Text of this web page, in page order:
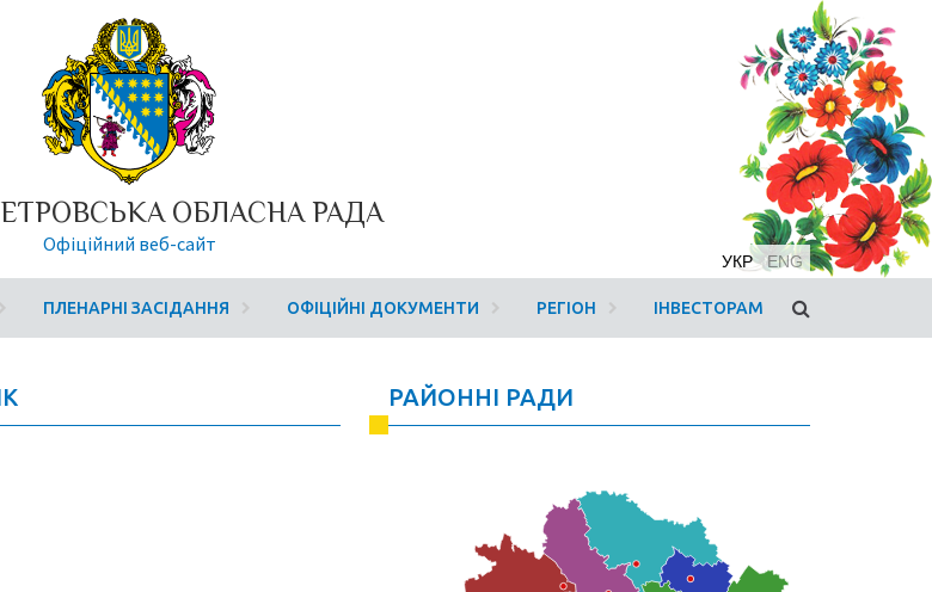
ОБЛАСНА РАДА
Офіційний веб-сайт
УКР ENG
ПЛЕНАРНІ ЗАСІДАННЯ ОФІЦІЙНІ ДОКУМЕНТИ РЕГІОН ІНВЕСТОРАМ
РАЙОННІ РАДИ